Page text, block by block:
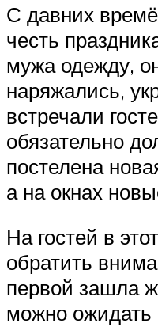
С давних
честь
мужа одежду,
наряжались,
встречали
обязательно
постелена
а на окнах
На гостей в
обратить
первой зашла
можно ожидать